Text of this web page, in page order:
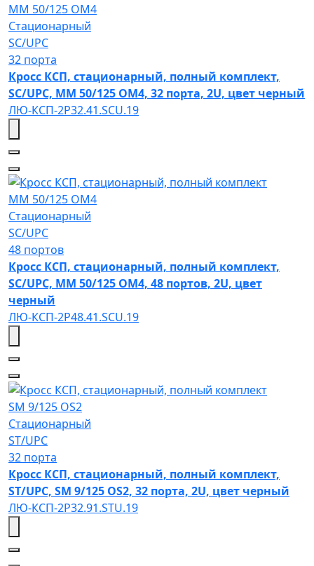
MM 50/125 OM4
Стационарный
SC/UPC
32 порта
Кросс КСП, стационарный, полный комплект,
SC/UPC, MM 50/125 OM4, 32 порта, 2U, цвет черный
ЛЮ-КСП-2Р32.41.SCU.19
MM 50/125 OM4
Стационарный
SC/UPC
48 портов
Кросс КСП, стационарный, полный комплект,
SC/UPC, MM 50/125 OM4, 48 портов, 2U, цвет
черный
ЛЮ-КСП-2Р48.41.SCU.19
SM 9/125 OS2
Стационарный
ST/UPC
32 порта
Кросс КСП, стационарный, полный комплект,
ST/UPC, SM 9/125 OS2, 32 порта, 2U, цвет черный
ЛЮ-КСП-2Р32.91.STU.19